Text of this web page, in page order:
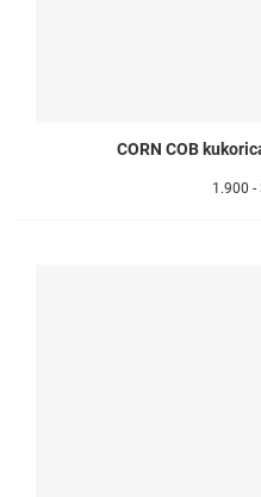
CORN COB
1.900 -